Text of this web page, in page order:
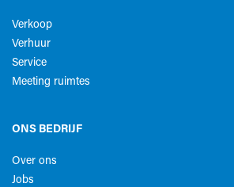
Verkoop
Verhuur
Service
Meeting ruimtes
ONS BEDRIJF
Over ons
Jobs